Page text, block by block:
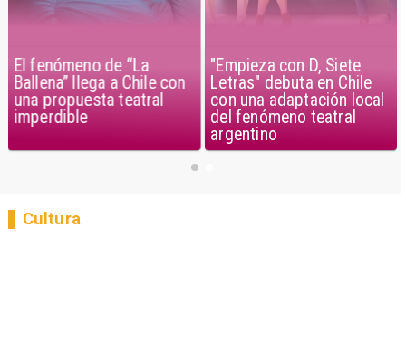
El fenómeno de “La
Ballena” llega a Chile con
una propuesta teatral
imperdible
"Empieza con D, Siete
Letras" debuta en Chile
con una adaptación local
del fenómeno teatral
argentino
Cultura